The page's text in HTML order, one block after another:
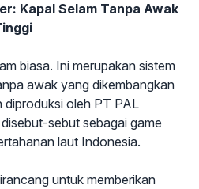
Kapal Selam Tanpa Awak
biasa. Ini merupakan sistem
awak yang dikembangkan
diproduksi oleh PT PAL
sebut sebagai game
laut Indonesia.
untuk memberikan